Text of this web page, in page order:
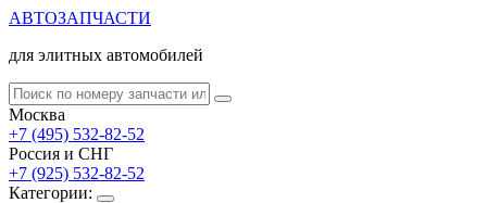
АВТОЗАПЧАСТИ
для элитных автомобилей
Москва
+7 (495) 532-82-52
Россия и СНГ
+7 (925) 532-82-52
Категории: